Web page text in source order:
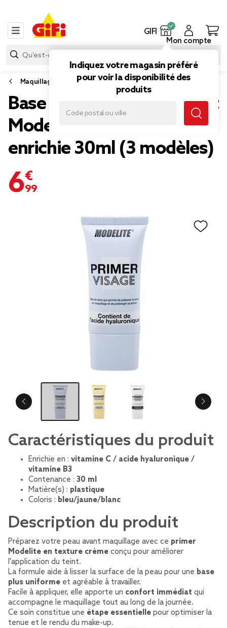
GIFI
Indiquez votre magasin préféré
pour voir la disponibilité des
produits
Mon compte
Maquillage
Base make-up pour le teint
Modelite Primer crème
enrichie 30ml (3 modèles)
6,99 €
Caractéristiques du produit
Enrichie en : vitamine C / acide hyaluronique /
vitamine B3
Contenance : 30 ml
Matière(s) : plastique
Coloris : bleu/jaune/blanc
Description du produit
Préparez votre peau avant maquillage avec ce primer
Modelite en texture crème conçu pour améliorer
l'application du teint.
La formule aide à lisser la surface de la peau pour une base
plus uniforme et agréable à travailler.
Facile à appliquer, elle apporte un confort immédiat qui
accompagne le maquillage tout au long de la journée.
Ce soin constitue une étape essentielle pour optimiser la
tenue et le rendu du make-up.